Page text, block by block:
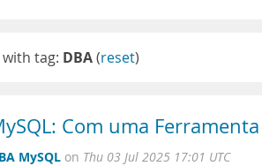
tag: DBA(reset)
Com uma
MySQL on Thu 03 Jul 2025 17:01 UTC